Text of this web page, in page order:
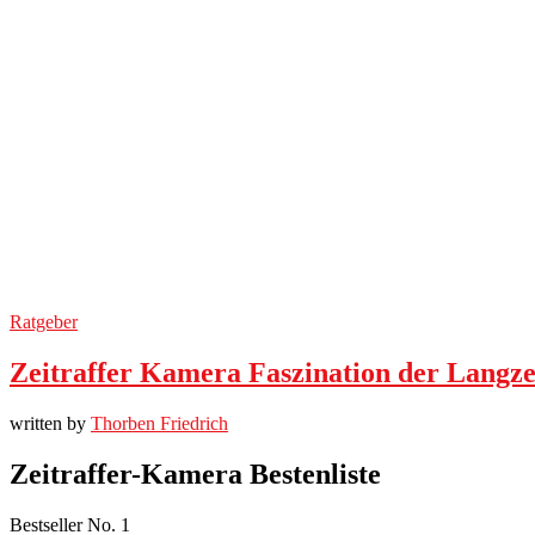
Ratgeber
Zeitraffer Kamera Faszination der
written by Thorben Friedrich
Zeitraffer-Kamera Bestenliste
Bestseller No. 1